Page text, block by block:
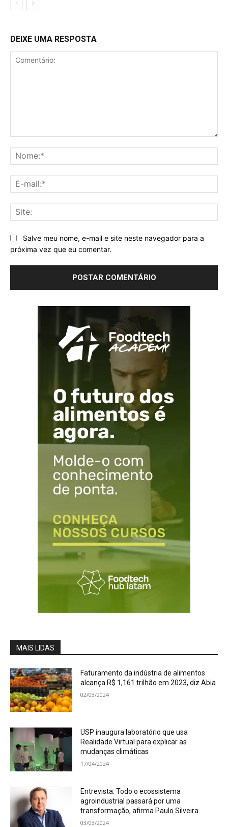
DEIXE UMA RESPOSTA
Salve meu nome, e-mail e site neste navegador para a
próxima vez que eu comentar.
MAIS LIDAS
Faturamento da indústria de alimentos
alcança R$ 1,161 trilhão em 2023, diz Abia
02/03/2024
USP inaugura laboratório que usa
Realidade Virtual para explicar as
mudanças climáticas
17/04/2024
Entrevista: Todo o ecossistema
agroindustrial passará por uma
transformação, afirma Paulo Silveira
03/03/2024